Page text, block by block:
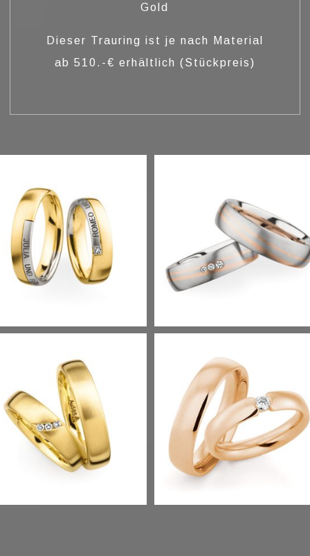
Gold
Dieser Trauring ist je nach Material
ab 510.-€ erhältlich (Stückpreis)